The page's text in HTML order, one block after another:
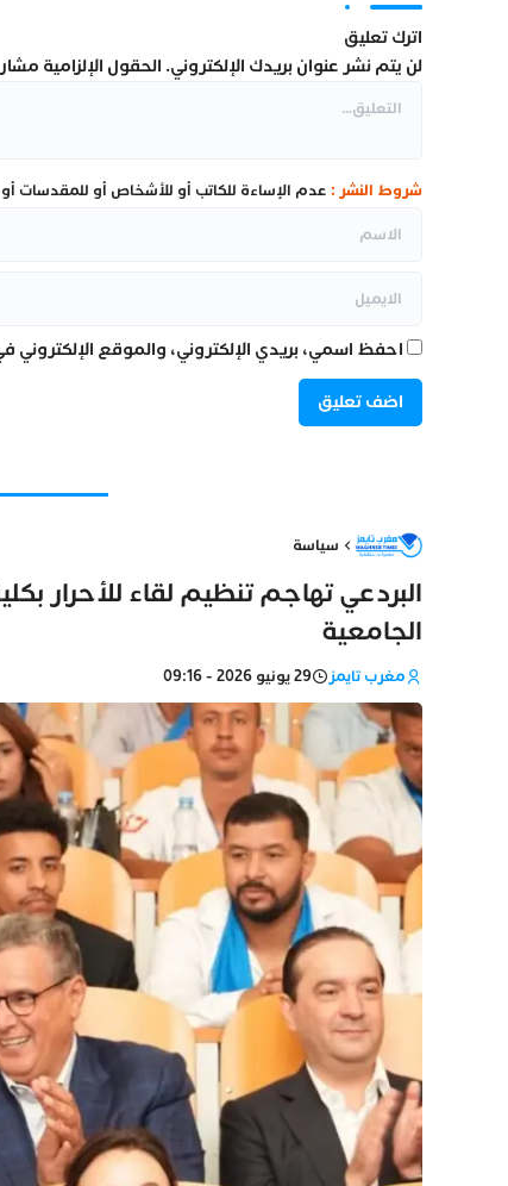
اترك تعليق
لن يتم نشر عنوان بريدك الإلكتروني. الحقول الإلزامية مشار
شروط النشر : عدم الإساءة للكاتب أو للأشخاص أو للمقدسات أو
احفظ اسمي، بريدي الإلكتروني، والموقع الإلكتروني
سياسة
البردعي تهاجم تنظيم لقاء للأحرار
الجامعية
مغرب تايمز 29 يونيو 2026 - 09:16